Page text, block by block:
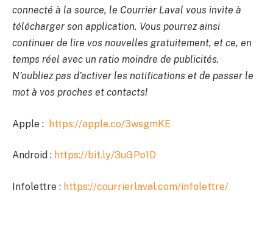
connecté à la source, le Courrier Laval vous invite à
télécharger son application. Vous pourrez ainsi
continuer de lire vos nouvelles gratuitement, et ce, en
temps réel avec un ratio moindre de publicités.
N’oubliez pas d’activer les notifications et de passer le
mot à vos proches et contacts!
Apple : https://apple.co/3wsgmKE
Android : https://bit.ly/3uGPo1D
Infolettre : https://courrierlaval.com/infolettre/